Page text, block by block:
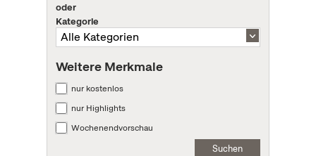
oder
Kategorie
Weitere Merkmale
nur kostenlos
nur Highlights
Wochenendvorschau
Suchen